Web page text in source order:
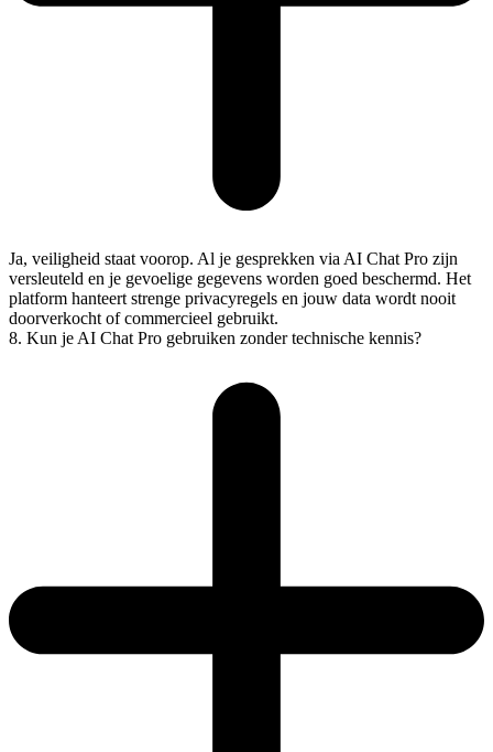
Ja, veiligheid staat voorop. Al je gesprekken via AI Chat Pro zijn
versleuteld en je gevoelige gegevens worden goed beschermd. Het
platform hanteert strenge privacyregels en jouw data wordt nooit
doorverkocht of commercieel gebruikt.
8. Kun je AI Chat Pro gebruiken zonder technische kennis?